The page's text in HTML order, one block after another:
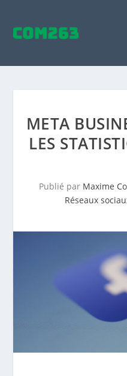
META
LES
Publié par Maxime
Réseaux